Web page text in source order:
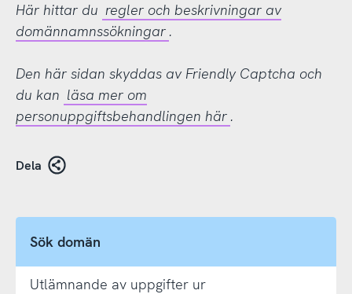
Här hittar du regler och beskrivningar av
domännamnssökningar .
Den här sidan skyddas av Friendly Captcha och
du kan läsa mer om
personuppgiftsbehandlingen här .
Dela
Sök domän
Utlämnande av uppgifter ur